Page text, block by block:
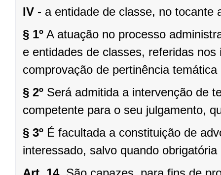
IV - a entidade de classe, no tocante
§ 1º A atuação no processo
e entidades de classes, referidas
comprovação de pertinência
§ 2º Será admitida a intervenção de
competente para o seu julgamento,
§ 3º É facultada a constituição de
interessado, salvo quando